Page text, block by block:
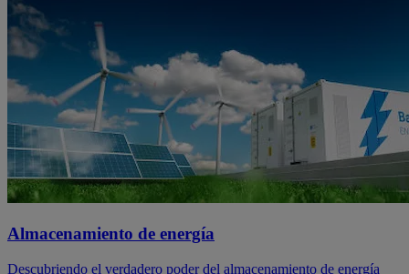
Almacenamiento de energía
Descubriendo el verdadero poder del almacenamiento de energía